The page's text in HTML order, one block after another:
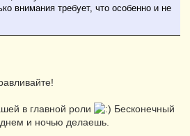
внимания требует, что особенно и не
в главной роли
Бесконечный
и ночью делаешь.